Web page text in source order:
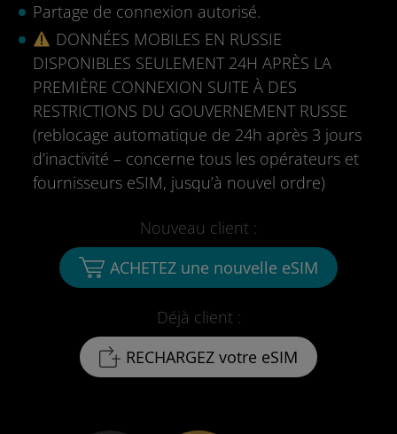
Partage de connexion autorisé.
DONNÉES MOBILES EN RUSSIE
DISPONIBLES SEULEMENT 24H APRÈS LA
PREMIÈRE CONNEXION SUITE À DES
RESTRICTIONS DU GOUVERNEMENT RUSSE
(reblocage automatique de 24h après 3 jours
d’inactivité – concerne tous les opérateurs et
fournisseurs eSIM, jusqu’à nouvel ordre)
Déjà client :
RECHARGEZ votre eSIM
Nouveau client :
ACHETEZ une nouvelle eSIM